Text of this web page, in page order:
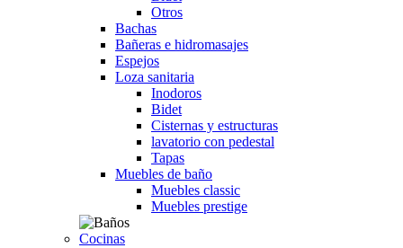
Otros
Bachas
Bañeras e hidromasajes
Espejos
Loza sanitaria
Inodoros
Bidet
Cisternas y estructuras
lavatorio con pedestal
Tapas
Muebles de baño
Muebles classic
Muebles prestige
Cocinas